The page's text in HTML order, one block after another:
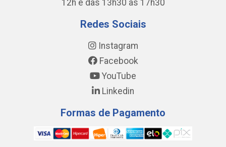
12h e das 13h30 às 17h30
Redes Sociais
Instagram
Facebook
YouTube
Linkedin
Formas de Pagamento